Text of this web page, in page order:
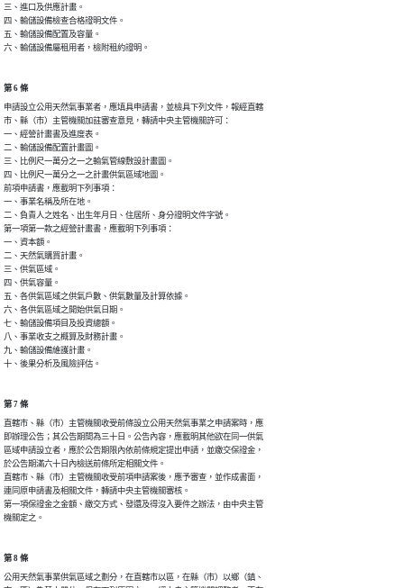
三、進口及供應計畫。
四、輸儲設備檢查合格證明文件。
五、輸儲設備配置及容量。
六、輸儲設備屬租用者，檢附租約證明。
第 6 條
申請設立公用天然氣事業者，應填具申請書，並檢具下列文件，報經直轄
市、縣（市）主管機關加註審查意見，轉請中央主管機關許可：
一、經營計畫書及進度表。
二、輸儲設備配置計畫圖。
三、比例尺一萬分之一之輸氣管線敷設計畫圖。
四、比例尺一萬分之一之計畫供氣區域地圖。
前項申請書，應載明下列事項：
一、事業名稱及所在地。
二、負責人之姓名、出生年月日、住居所、身分證明文件字號。
第一項第一款之經營計畫書，應載明下列事項：
一、資本額。
二、天然氣購買計畫。
三、供氣區域。
四、供氣容量。
五、各供氣區域之供氣戶數、供氣數量及計算依據。
六、各供氣區域之開始供氣日期。
七、輸儲設備項目及投資總額。
八、事業收支之概算及財務計畫。
九、輸儲設備維護計畫。
十、後果分析及風險評估。
第 7 條
直轄市、縣（市）主管機關收受前條設立公用天然氣事業之申請案時，應
即辦理公告；其公告期間為三十日。公告內容，應載明其他欲在同一供氣
區域申請設立者，應於公告期限內依前條規定提出申請，並繳交保證金，
於公告期滿六十日內檢送前條所定相關文件。
直轄市、縣（市）主管機關收受前項申請案後，應予審查，並作成書面，
連同原申請書及相關文件，轉請中央主管機關審核。
第一項保證金之金額、繳交方式、發還及得沒入要件之辦法，由中央主管
機關定之。
第 8 條
公用天然氣事業供氣區域之劃分，在直轄市以區，在縣（市）以鄉（鎮、